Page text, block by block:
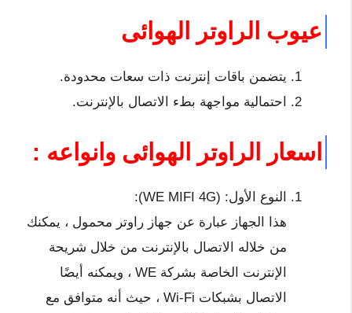
عيوب الراوتر الهوائى
يتضمن باقات إنترنت ذات سعات محدودة.
احتمالية مواجهة بطء الاتصال بالإنترنت.
اسعار الراوتر الهوائى وانواعه :
النوع الأول: (WE MIFI 4G):
هذا الجهاز عبارة عن جهاز راوتر محمول ، يمكنك
من خلاله الاتصال بالإنترنت من خلال شريحة
الإنترنت الخاصة بشركة WE ، ويمكنه أيضًا
الاتصال بشبكات Wi-Fi ، حيث أنه متوافق مع